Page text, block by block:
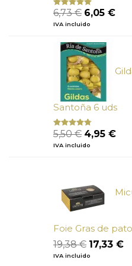
Valorado
con
de
5
6,73€ El
precio
era:
6,73 €.
6,05 €El
IVA incluido
Santoña 6 uds
Valorado
con
de 5
5,50€ El
precio
4,95 €El
IVA incluido
Foie Gras de
19,38€ El
precio
17,33 €El
IVA incluido